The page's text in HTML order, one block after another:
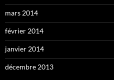
mars 2014
février 2014
janvier 2014
décembre 2013